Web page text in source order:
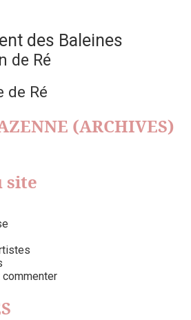
des Baleines
de Ré
de Ré
(ARCHIVES)
site
commenter